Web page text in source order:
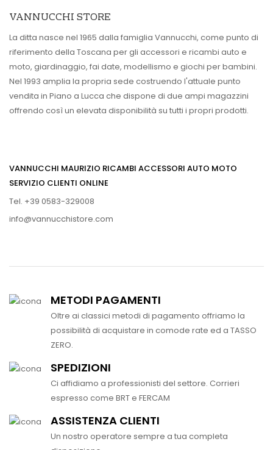
VANNUCCHI STORE
La ditta nasce nel 1965 dalla famiglia Vannucchi, come punto di
riferimento della Toscana per gli accessori e ricambi auto e
moto, giardinaggio, fai date, modellismo e giochi per bambini.
Nel 1993 amplia la propria sede costruendo l'attuale punto
vendita in Piano a Lucca che dispone di due ampi magazzini
offrendo così un elevata disponibilità su tutti i propri prodotti.
VANNUCCHI MAURIZIO RICAMBI ACCESSORI AUTO MOTO
SERVIZIO CLIENTI ONLINE
Tel. +39 0583-329008
info@vannucchistore.com
METODI PAGAMENTI
Oltre ai classici metodi di pagamento offriamo la
possibilità di acquistare in comode rate ed a TASSO
ZERO.
SPEDIZIONI
Ci affidiamo a professionisti del settore. Corrieri
espresso come BRT e FERCAM
ASSISTENZA CLIENTI
Un nostro operatore sempre a tua completa